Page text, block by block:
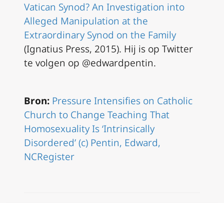
Vatican Synod? An Investigation into
Alleged Manipulation at the
Extraordinary Synod on the Family
(Ignatius Press, 2015). Hij is op Twitter
te volgen op @edwardpentin.
Bron: Pressure Intensifies on Catholic
Church to Change Teaching That
Homosexuality Is ‘Intrinsically
Disordered’ (c) Pentin, Edward,
NCRegister